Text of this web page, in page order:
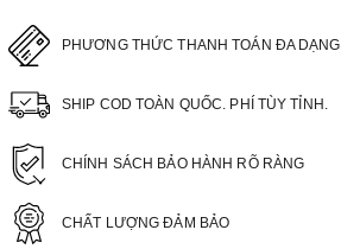
PHƯƠNG THỨC THANH TOÁN ĐA DẠNG
SHIP COD TOÀN QUỐC. PHÍ TÙY TỈNH.
CHÍNH SÁCH BẢO HÀNH RÕ RÀNG
CHẤT LƯỢNG ĐẢM BẢO